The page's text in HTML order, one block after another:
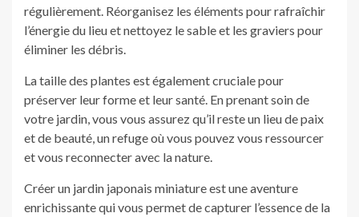
régulièrement. Réorganisez les éléments pour rafraîchir
l’énergie du lieu et nettoyez le sable et les graviers pour
éliminer les débris.
La taille des plantes est également cruciale pour
préserver leur forme et leur santé. En prenant soin de
votre jardin, vous vous assurez qu’il reste un lieu de paix
et de beauté, un refuge où vous pouvez vous ressourcer
et vous reconnecter avec la nature.
Créer un jardin japonais miniature est une aventure
enrichissante qui vous permet de capturer l’essence de la